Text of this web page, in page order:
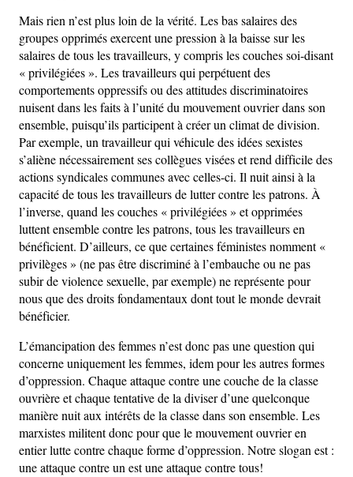
Mais rien n’est plus loin de la vérité. Les bas salaires des
groupes opprimés exercent une pression à la baisse sur les
salaires de tous les travailleurs, y compris les couches soi-disant
« privilégiées ». Les travailleurs qui perpétuent des
comportements oppressifs ou des attitudes discriminatoires
nuisent dans les faits à l’unité du mouvement ouvrier dans son
ensemble, puisqu’ils participent à créer un climat de division.
Par exemple, un travailleur qui véhicule des idées sexistes
s’aliène nécessairement ses collègues visées et rend difficile des
actions syndicales communes avec celles-ci. Il nuit ainsi à la
capacité de tous les travailleurs de lutter contre les patrons. À
l’inverse, quand les couches « privilégiées » et opprimées
luttent ensemble contre les patrons, tous les travailleurs en
bénéficient. D’ailleurs, ce que certaines féministes nomment «
privilèges » (ne pas être discriminé à l’embauche ou ne pas
subir de violence sexuelle, par exemple) ne représente pour
nous que des droits fondamentaux dont tout le monde devrait
bénéficier.
L’émancipation des femmes n’est donc pas une question qui
concerne uniquement les femmes, idem pour les autres formes
d’oppression. Chaque attaque contre une couche de la classe
ouvrière et chaque tentative de la diviser d’une quelconque
manière nuit aux intérêts de la classe dans son ensemble. Les
marxistes militent donc pour que le mouvement ouvrier en
entier lutte contre chaque forme d’oppression. Notre slogan est :
une attaque contre un est une attaque contre tous!